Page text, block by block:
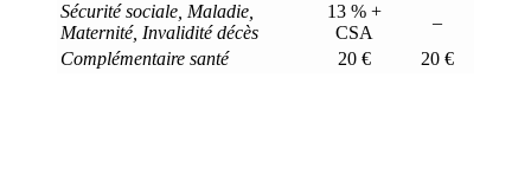
Sécurité sociale, Maladie,
Maternité, Invalidité décès
13 % +
CSA
–
Complémentaire santé
20 € 20 €